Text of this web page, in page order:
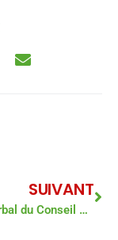
SUIVANT
Procès-Verbal du Conseil municipal du Jeudi 12 Février 2026